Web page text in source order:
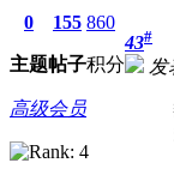
0
主题
155
帖子
860
积分
高级会员
43#
发